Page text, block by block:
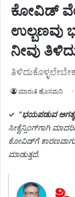
ಕೋವಿಡ್
ಉಲ್ಬಣವು
ನೀವು
ಮಾರುತಿ ಹೊಸಮನಿ
✓ “ಭಯಪಡುವ
ಸೀಕ್ವೆನ್ಸಿಂಗ್‌ಗಾಗಿ
ಕೋವಿಡ್‌ಗೆ
ಮಾಡುತ್ತದೆ.